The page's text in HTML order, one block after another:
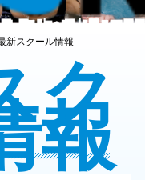
新スクール情報
ク
報